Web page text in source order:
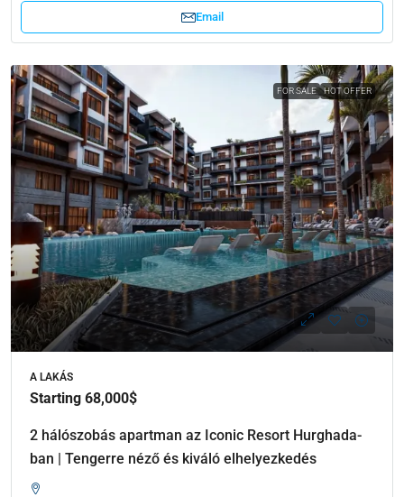
Email
FOR SALE HOT OFFER
A LAKÁS
Starting 68,000$
2 hálószobás apartman az Iconic Resort Hurghada-
ban | Tengerre néző és kiváló elhelyezkedés